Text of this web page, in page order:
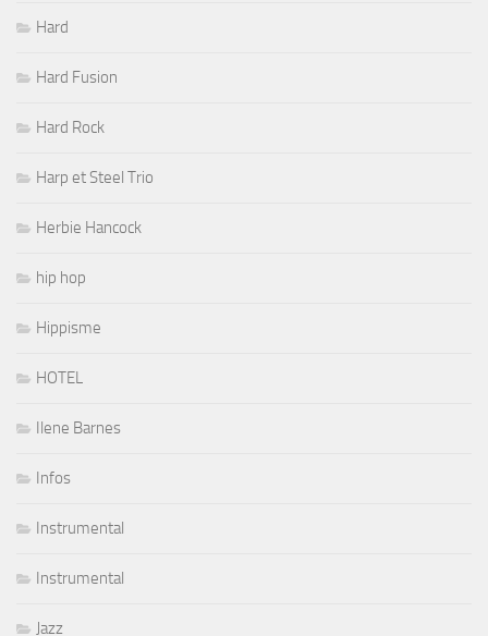
Hard
Hard Fusion
Hard Rock
Harp et Steel Trio
Herbie Hancock
hip hop
Hippisme
HOTEL
Ilene Barnes
Infos
Instrumental
Instrumental
Jazz